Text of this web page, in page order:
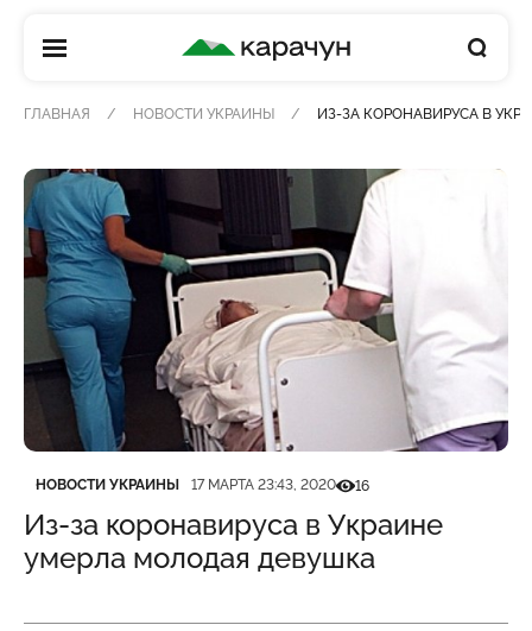
КАРАЧУН
ГЛАВНАЯ НОВОСТИ УКРАИНЫ ИЗ-ЗА КОРОНАВИРУСА В
Категория
НОВОСТИ УКРАИНЫ
Дата публикации 17 МАРТА 23:43, 2020Кількість переглядів
16
Из-за коронавируса в Украине
умерла молодая девушка